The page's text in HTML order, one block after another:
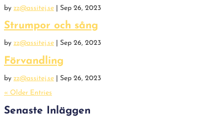
by zz@assitej.se Sep 26, 2023
Strumpor och sång
by zz@assitej.se Sep 26, 2023
Förvandling
by zz@assitej.se
Sep 26, 2023
« Older Entries
Senaste Inläggen